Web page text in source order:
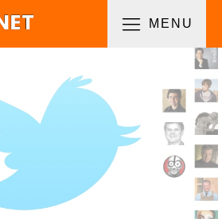
MENU